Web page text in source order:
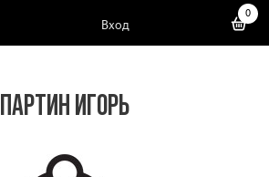
Вход
0
ПАРТИН ИГОРЬ